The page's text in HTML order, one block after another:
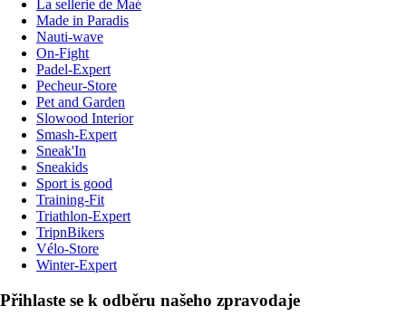
La sellerie de Maé
Made in Paradis
Nauti-wave
On-Fight
Padel-Expert
Pecheur-Store
Pet and Garden
Slowood Interior
Smash-Expert
Sneak'In
Sneakids
Sport is good
Training-Fit
Triathlon-Expert
TripnBikers
Vélo-Store
Winter-Expert
Přihlaste se k odběru našeho zpravodaje